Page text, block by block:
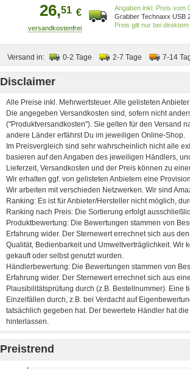
26,51 €
Preis vom
Grabber Technaxx USB
(1604)
Preis gilt nur bei
Versand in: 0-2 Tage 2-7 Tage 7-14
Disclaimer
Preistrend